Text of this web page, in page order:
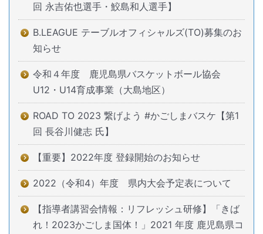
回 永吉佑也選手・鮫島和人選手】
B.LEAGUE テーブルオフィシャルズ(TO)募集のお
知らせ
令和４年度 鹿児島県バスケットボール協会
U12・U14育成事業（大島地区）
ROAD TO 2023 繋げよう #かごしまバスケ【第1
回 長谷川健志 氏】
【重要】2022年度 登録開始のお知らせ
2022（令和4）年度 県内大会予定表について
【指導者講習会情報：リフレッシュ研修】「きば
れ！2023かごしま国体！」2021 年度 鹿児島県コ